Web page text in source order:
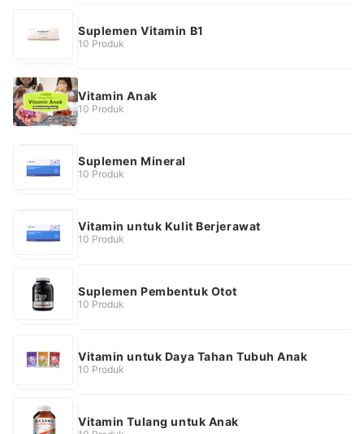
Suplemen Vitamin B1
10 Produk
Vitamin Anak
10 Produk
Suplemen Mineral
10 Produk
Vitamin untuk Kulit Berjerawat
10 Produk
Suplemen Pembentuk Otot
10 Produk
Vitamin untuk Daya Tahan Tubuh Anak
10 Produk
Vitamin Tulang untuk Anak